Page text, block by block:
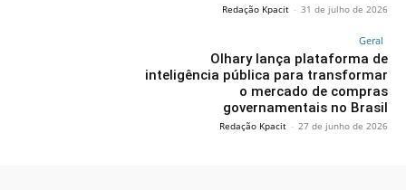
Redação Kpacit - 31 de julho de 2026
Geral
Olhary lança plataforma de
inteligência pública para transformar
o mercado de compras
governamentais no Brasil
Redação Kpacit - 27 de junho de 2026